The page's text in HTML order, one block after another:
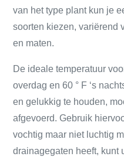
van het type plant kun je
soorten kiezen, variërend
en maten.
De ideale temperatuur
overdag en 60 ° F ‘s
en gelukkig te houden,
afgevoerd. Gebruik
vochtig maar niet luchtig
drainagegaten heeft, kunt